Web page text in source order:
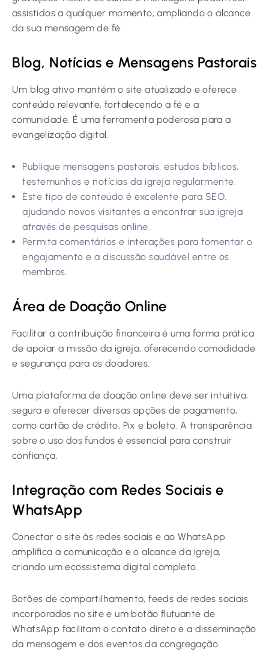
assistidos a qualquer momento, ampliando o alcance
da sua mensagem de fé.
Blog, Notícias e Mensagens Pastorais
Um blog ativo mantém o site atualizado e oferece
conteúdo relevante, fortalecendo a fé e a
comunidade. É uma ferramenta poderosa para a
evangelização digital.
Publique mensagens pastorais, estudos bíblicos,
testemunhos e notícias da igreja regularmente.
Este tipo de conteúdo é excelente para SEO,
ajudando novos visitantes a encontrar sua igreja
através de pesquisas online.
Permita comentários e interações para fomentar o
engajamento e a discussão saudável entre os
membros.
Área de Doação Online
Facilitar a contribuição financeira é uma forma prática
de apoiar a missão da igreja, oferecendo comodidade
e segurança para os doadores.
Uma plataforma de doação online deve ser intuitiva,
segura e oferecer diversas opções de pagamento,
como cartão de crédito, Pix e boleto. A transparência
sobre o uso dos fundos é essencial para construir
confiança.
Integração com Redes Sociais e
WhatsApp
Conectar o site às redes sociais e ao WhatsApp
amplifica a comunicação e o alcance da igreja,
criando um ecossistema digital completo.
Botões de compartilhamento, feeds de redes sociais
incorporados no site e um botão flutuante de
WhatsApp facilitam o contato direto e a disseminação
da mensagem e dos eventos da congregação.